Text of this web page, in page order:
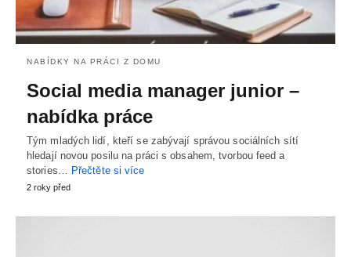
NABÍDKY NA PRÁCI Z DOMU
Social media manager junior –
nabídka práce
Tým mladých lidí, kteří se zabývají správou sociálních sítí
hledají novou posilu na práci s obsahem, tvorbou feed a
stories…
Přečtěte si více
2 roky před